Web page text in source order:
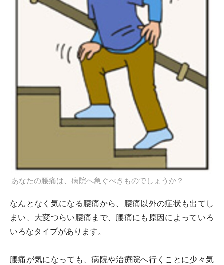
あなたの腰痛は、病院へ急ぐべきものでしょうか？
なんとなく気になる腰痛から、腰痛以外の症状も出てし
まい、大変つらい腰痛まで、腰痛にも原因によっていろ
いろなタイプがあります。
腰痛が気になっても、病院や治療院へ行くことに少々気